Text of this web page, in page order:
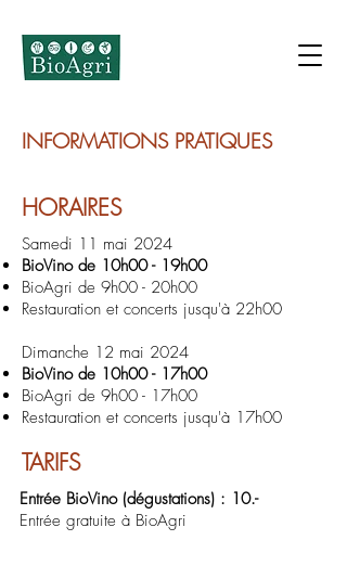
INFORMATIONS PRATIQUES
HORAIRES
Samedi 11 mai 2024
BioVino de 10h00 - 19h00
BioAgri de 9h00 - 20h00
Restauration et concerts jusqu'à 22h00​
Dimanche 12 mai 2024
BioVino de 10h00 - 17h00
BioAgri de 9h00 - 17h00
Restauration et concerts jusqu'à 17h00​
TARIFS
Entrée BioVino (dégustations) : 10.-
Entrée gratuite à BioAgri